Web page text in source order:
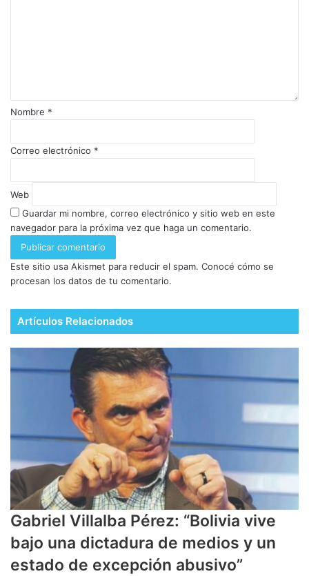
Nombre *
Correo electrónico *
Web
Guardar mi nombre, correo electrónico y sitio web en este
navegador para la próxima vez que haga un comentario.
Este sitio usa Akismet para reducir el spam. Conocé cómo se
procesan los datos de tu comentario.
Artículos Relacionados
Gabriel Villalba Pérez: “Bolivia vive
bajo una dictadura de medios y un
estado de excepción abusivo”